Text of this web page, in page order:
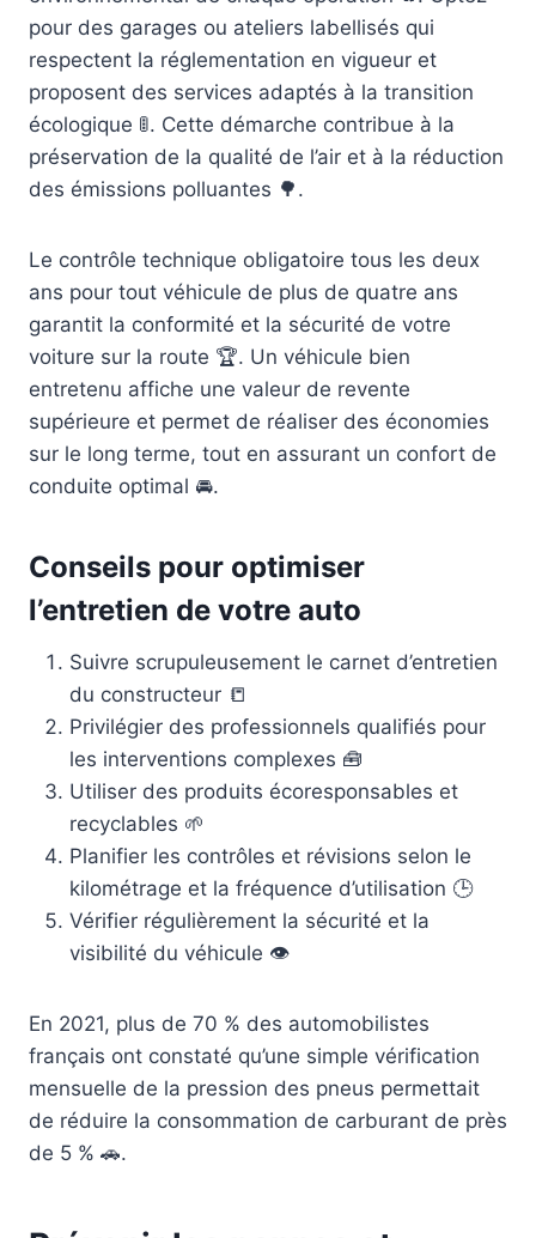
pour des garages ou ateliers labellisés qui
respectent la réglementation en vigueur et
proposent des services adaptés à la transition
écologique 🚦. Cette démarche contribue à la
préservation de la qualité de l’air et à la réduction
des émissions polluantes 🌳.
Le contrôle technique obligatoire tous les deux
ans pour tout véhicule de plus de quatre ans
garantit la conformité et la sécurité de votre
voiture sur la route 🏆. Un véhicule bien
entretenu affiche une valeur de revente
supérieure et permet de réaliser des économies
sur le long terme, tout en assurant un confort de
conduite optimal 🚘.
Conseils pour optimiser
l’entretien de votre auto
Suivre scrupuleusement le carnet d’entretien
du constructeur 📒
Privilégier des professionnels qualifiés pour
les interventions complexes 🧰
Utiliser des produits écoresponsables et
recyclables 🌱
Planifier les contrôles et révisions selon le
kilométrage et la fréquence d’utilisation 🕒
Vérifier régulièrement la sécurité et la
visibilité du véhicule 👁️
En 2021, plus de 70 % des automobilistes
français ont constaté qu’une simple vérification
mensuelle de la pression des pneus permettait
de réduire la consommation de carburant de près
de 5 % 🚗.